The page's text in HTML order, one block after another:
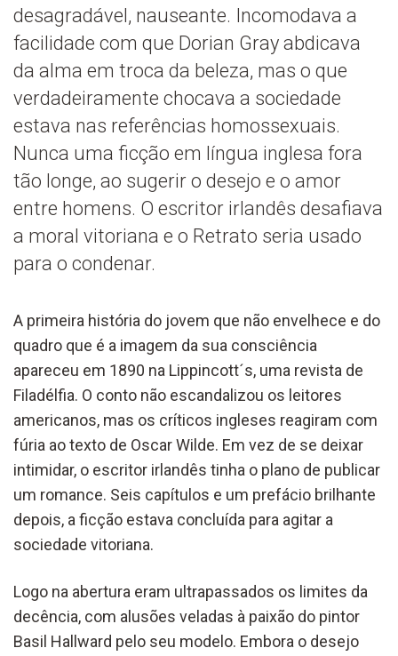
desagradável, nauseante. Incomodava a
facilidade com que Dorian Gray abdicava
da alma em troca da beleza, mas o que
verdadeiramente chocava a sociedade
estava nas referências homossexuais.
Nunca uma ficção em língua inglesa fora
tão longe, ao sugerir o desejo e o amor
entre homens. O escritor irlandês desafiava
a moral vitoriana e o Retrato seria usado
para o condenar.
A primeira história do jovem que não envelhece e do
quadro que é a imagem da sua consciência
apareceu em 1890 na Lippincott´s, uma revista de
Filadélfia. O conto não escandalizou os leitores
americanos, mas os críticos ingleses reagiram com
fúria ao texto de Oscar Wilde. Em vez de se deixar
intimidar, o escritor irlandês tinha o plano de publicar
um romance. Seis capítulos e um prefácio brilhante
depois, a ficção estava concluída para agitar a
sociedade vitoriana.
Logo na abertura eram ultrapassados os limites da
decência, com alusões veladas à paixão do pintor
Basil Hallward pelo seu modelo. Embora o desejo